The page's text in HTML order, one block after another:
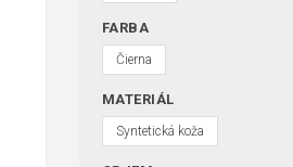
FARBA
Čierna
MATERIÁL
Syntetická koža